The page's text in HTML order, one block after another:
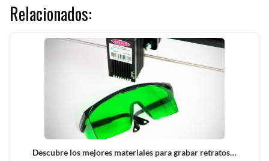
Relacionados:
Descubre los mejores materiales para grabar retratos…